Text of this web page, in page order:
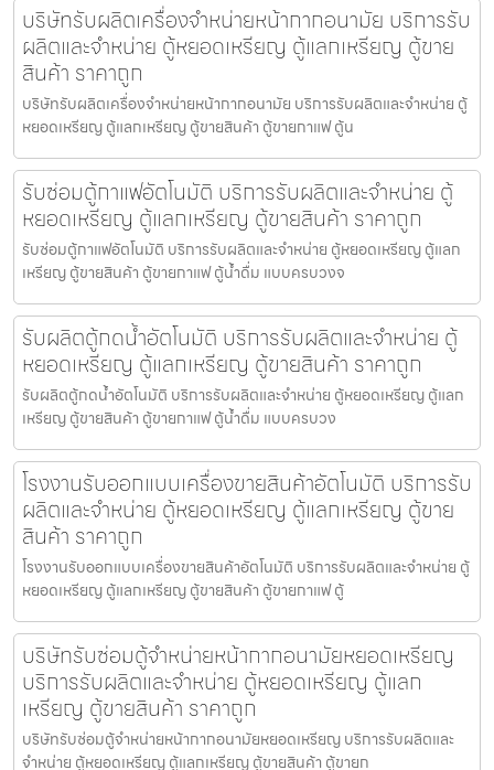
บริษัทรับผลิตเครื่องจำหน่ายหน้ากากอนามัย บริการรับ
ผลิตและจำหน่าย ตู้หยอดเหรียญ ตู้แลกเหรียญ ตู้ขาย
สินค้า ราคาถูก
บริษัทรับผลิตเครื่องจำหน่ายหน้ากากอนามัย บริการรับผลิตและจำหน่าย ตู้
หยอดเหรียญ ตู้แลกเหรียญ ตู้ขายสินค้า ตู้ขายกาแฟ ตู้น
รับซ่อมตู้กาแฟ​อัตโนมัติ บริการรับผลิตและจำหน่าย ตู้
หยอดเหรียญ ตู้แลกเหรียญ ตู้ขายสินค้า ราคาถูก
รับซ่อมตู้กาแฟ​อัตโนมัติ บริการรับผลิตและจำหน่าย ตู้หยอดเหรียญ ตู้แลก
เหรียญ ตู้ขายสินค้า ตู้ขายกาแฟ ตู้น้ำดื่ม แบบครบวงจ
รับผลิตตู้กดน้ำ​อัตโนมัติ บริการรับผลิตและจำหน่าย ตู้
หยอดเหรียญ ตู้แลกเหรียญ ตู้ขายสินค้า ราคาถูก
รับผลิตตู้กดน้ำ​อัตโนมัติ บริการรับผลิตและจำหน่าย ตู้หยอดเหรียญ ตู้แลก
เหรียญ ตู้ขายสินค้า ตู้ขายกาแฟ ตู้น้ำดื่ม แบบครบวง
โรงงานรับออกแบบเครื่องขายสินค้า​อัตโนมัติ บริการรับ
ผลิตและจำหน่าย ตู้หยอดเหรียญ ตู้แลกเหรียญ ตู้ขาย
สินค้า ราคาถูก
โรงงานรับออกแบบเครื่องขายสินค้า​อัตโนมัติ บริการรับผลิตและจำหน่าย ตู้
หยอดเหรียญ ตู้แลกเหรียญ ตู้ขายสินค้า ตู้ขายกาแฟ ตู้
บริษัทรับซ่อมตู้จำหน่ายหน้ากากอนามัยหยอดเหรียญ​​
บริการรับผลิตและจำหน่าย ตู้หยอดเหรียญ ตู้แลก
เหรียญ ตู้ขายสินค้า ราคาถูก
บริษัทรับซ่อมตู้จำหน่ายหน้ากากอนามัยหยอดเหรียญ​​ บริการรับผลิตและ
จำหน่าย ตู้หยอดเหรียญ ตู้แลกเหรียญ ตู้ขายสินค้า ตู้ขายก